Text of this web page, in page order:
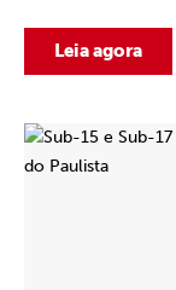
Leia agora